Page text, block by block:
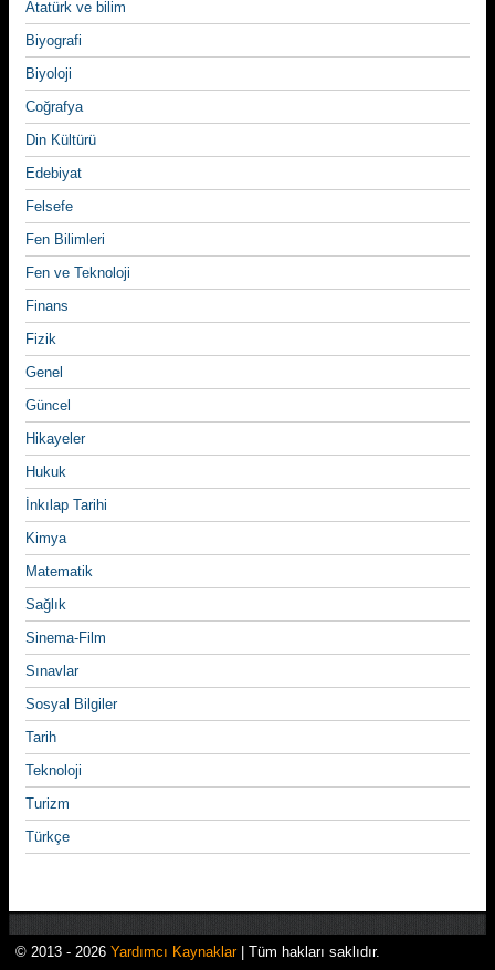
Atatürk ve bilim
Biyografi
Biyoloji
Coğrafya
Din Kültürü
Edebiyat
Felsefe
Fen Bilimleri
Fen ve Teknoloji
Finans
Fizik
Genel
Güncel
Hikayeler
Hukuk
İnkılap Tarihi
Kimya
Matematik
Sağlık
Sinema-Film
Sınavlar
Sosyal Bilgiler
Tarih
Teknoloji
Turizm
Türkçe
© 2013 - 2026 Yardımcı Kaynaklar| Tüm hakları saklıdır.